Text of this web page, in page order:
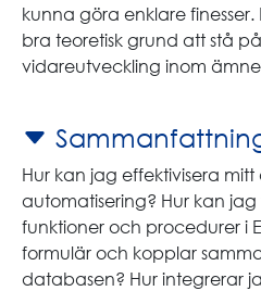
kunna göra enklare
bra teoretisk grund att stå
vidareutveckling inom
Hur kan jag effektivisera
automatisering? Hur kan
funktioner och procedurer i
formulär och kopplar
databasen? Hur integrerar